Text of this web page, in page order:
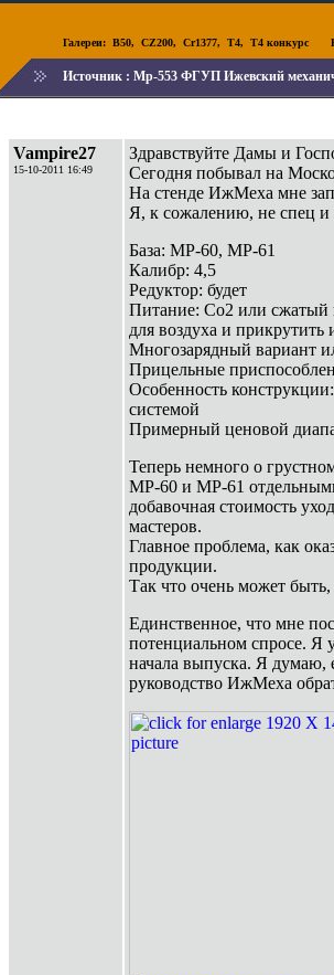
Галереи: B50, CZ200, Cr1377, T4, T4 конкурс
Источник : Мр-553 ФГУП Ижевский
Vampire27
15-10-2011 16:49
Здравствуйте Дамы и
Сегодня побывал на
На стенде ИжМеха мне
Я, к сожалению, не спец и
База: МР-60, МР-61
Калибр: 4,5
Редуктор: будет
Питание: Со2 или сжатый
для воздуха и
Многозарядный вариант
Прицельные
Особенность
системой
Примерный ценовой
Теперь немного о
МР-60 и МР-61 отдельными
добавочная стоимость
мастеров.
Главное проблема, как
продукции.
Так что очень может быть,
Единственное, что мне
потенциальном спросе. Я
начала выпуска. Я думаю,
руководство ИжМеха